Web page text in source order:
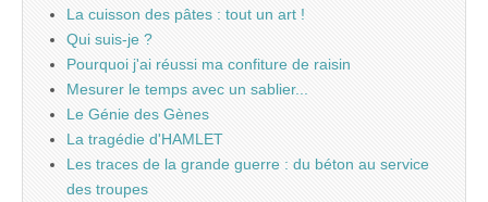
La cuisson des pâtes : tout un art !
Qui suis-je ?
Pourquoi j'ai réussi ma confiture de raisin
Mesurer le temps avec un sablier...
Le Génie des Gènes
La tragédie d'HAMLET
Les traces de la grande guerre : du béton au service
des troupes